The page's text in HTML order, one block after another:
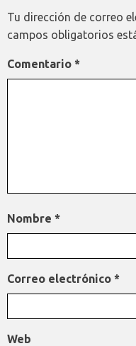
Tu dirección de correo
campos obligatorios
Comentario *
Nombre *
Correo electrónico *
Web